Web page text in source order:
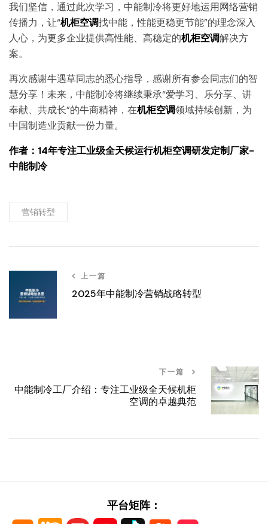
我们坚信，通过此次学习，中能制冷将更好地运用网络营销
传播力，让“机柜空调找中能，性能更稳更节能”的理念深入
人心，为更多企业提供高性能、高稳定的机柜空调解决方
案。
再次感谢牛遇草同志的悉心指导，感谢所有参会同志们的智
慧分享！未来，中能制冷将继续秉承“爱学习、乐分享、讲
奉献、共成长”的牛商精神，在机柜空调领域持续创新，为
中国制造业贡献一份力量。
作者：14年专注工业级全天候运行机柜空调研发定制厂家-
中能制冷
营销转型
上一篇
2025年中能制冷营销战略转型
下一篇
中能制冷工厂介绍：专注工业级全天候机柜
空调的卓越典范
平台矩阵：